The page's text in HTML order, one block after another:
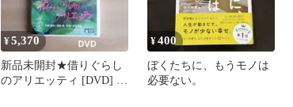
¥5,370
新品未開封★借りぐらし
のアリエッティ [DVD] 米
¥400
ぼくたちに、もうモノは
必要ない。